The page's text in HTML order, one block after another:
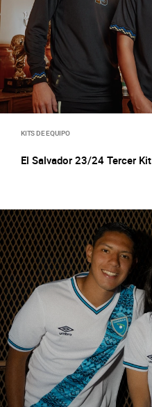
KITS DE EQUIPO
El Salvador 23/24 Tercer Kit